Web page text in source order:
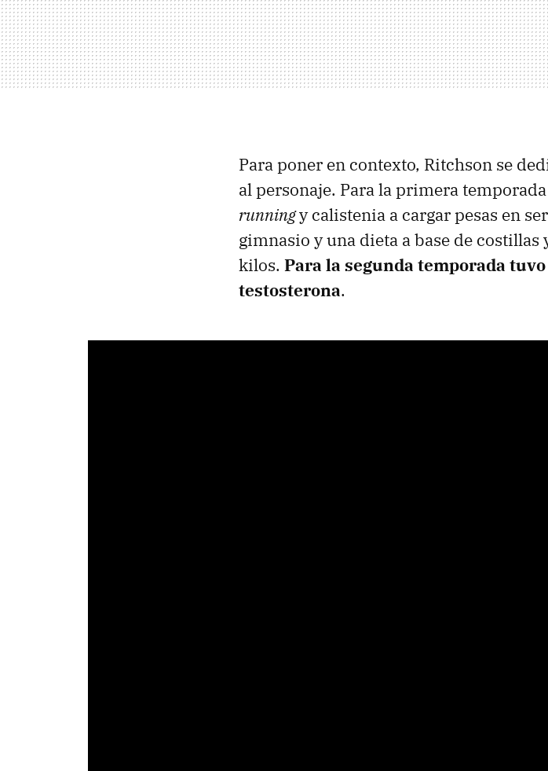
Para poner en contexto, Ritchson se
al personaje. Para la primera
runningy calistenia a cargar pesas en
gimnasio y una dieta a base de
kilos. Para la segunda temporada
testosterona.